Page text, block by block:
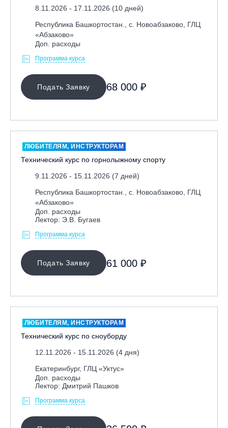
8.11.2026 - 17.11.2026 (10 дней)
Республика Башкортостан., с. Новоабзаково, ГЛЦ
«Абзаково»
Доп. расходы
Программа курса
Подать Заявку 68 000 ₽
ЛЮБИТЕЛЯМ, ИНСТРУКТОРАМ
Технический курс по горнолыжному спорту
9.11.2026 - 15.11.2026 (7 дней)
Республика Башкортостан., с. Новоабзаково, ГЛЦ
«Абзаково»
Доп. расходы
Лектор: Э.В. Бугаев
Программа курса
Подать Заявку 61 000 ₽
ЛЮБИТЕЛЯМ, ИНСТРУКТОРАМ
Технический курс по сноуборду
12.11.2026 - 15.11.2026 (4 дня)
Екатеринбург, ГЛЦ «Уктус»
Доп. расходы
Лектор: Дмитрий Пашков
Программа курса